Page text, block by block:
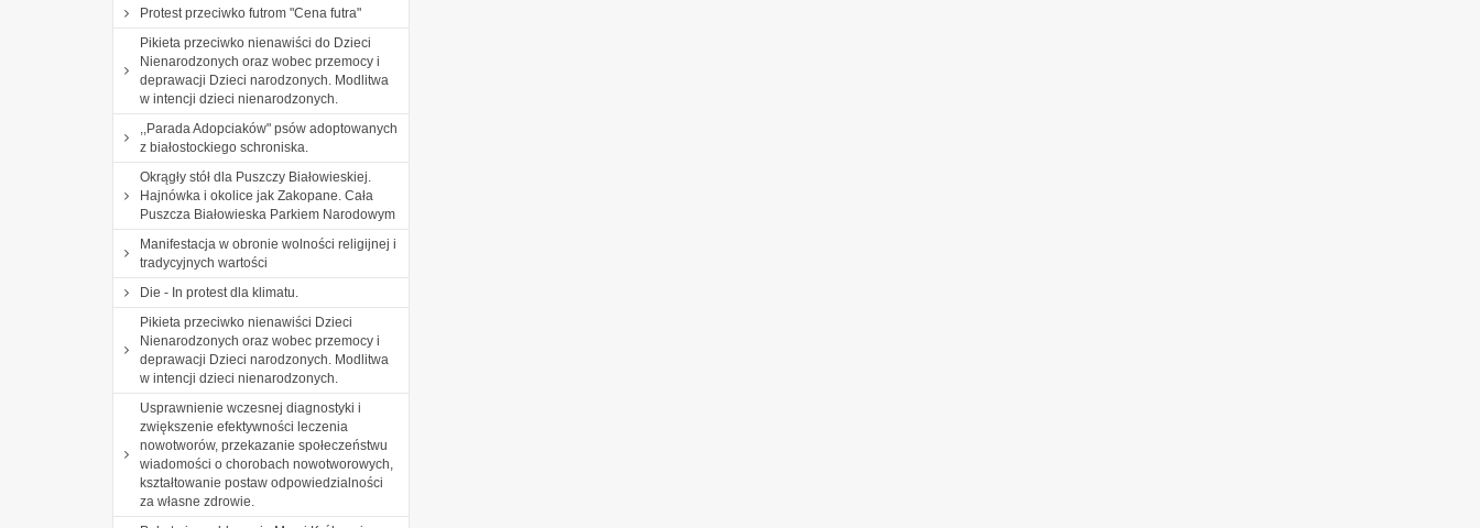
Protest przeciwko futrom "Cena futra"
Pikieta przeciwko nienawiści do Dzieci
Nienarodzonych oraz wobec przemocy i
deprawacji Dzieci narodzonych. Modlitwa
w intencji dzieci nienarodzonych.
,,Parada Adopciaków" psów adoptowanych
z białostockiego schroniska.
Okrągły stół dla Puszczy Białowieskiej.
Hajnówka i okolice jak Zakopane. Cała
Puszcza Białowieska Parkiem Narodowym
Manifestacja w obronie wolności religijnej i
tradycyjnych wartości
Die - In protest dla klimatu.
Pikieta przeciwko nienawiści Dzieci
Nienarodzonych oraz wobec przemocy i
deprawacji Dzieci narodzonych. Modlitwa
w intencji dzieci nienarodzonych.
Usprawnienie wczesnej diagnostyki i
zwiększenie efektywności leczenia
nowotworów, przekazanie społeczeństwu
wiadomości o chorobach nowotworowych,
kształtowanie postaw odpowiedzialności
za własne zdrowie.